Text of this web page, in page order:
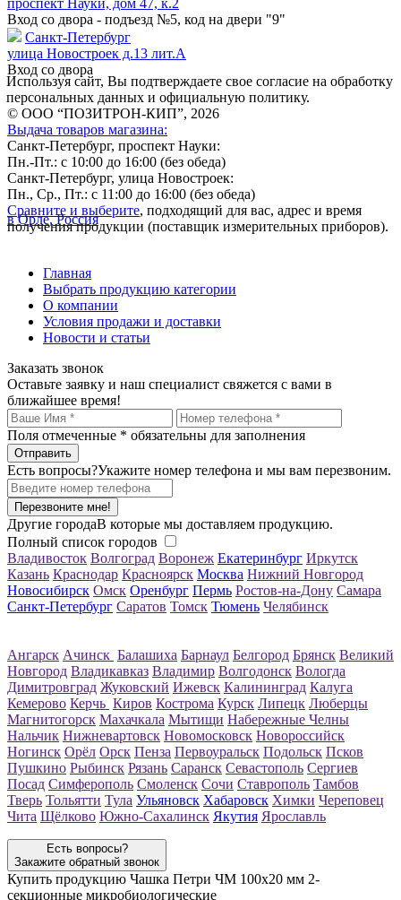
проспект Науки, дом 47, к.2
Вход со двора - подъезд №5, код на двери "9"
Санкт-Петербург
улица Новостроек д.13 лит.А
Вход со двора
Используя сайт, Вы подтверждаете свое согласие на обработку
персональных данных и официальную политику.
© ООО “ПОЗИТРОН-КИП”, 2026
Выдача товаров магазина:
Санкт-Петербург, проспект Науки:
Пн.-Пт.: с 10:00 до 16:00 (без обеда)
Санкт-Петербург, улица Новостроек:
Пн., Ср., Пт.: с 11:00 до 16:00 (без обеда)
Сравните и выберите, подходящий для вас, адрес и время
получения продукции (поставщик измерительных приборов).
в Орле, Россия
Главная
Выбрать продукцию категории
О компании
Условия продажи и доставки
Новости и статьи
Заказать звонок
Оставьте заявку и наш специалист свяжется с вами в
ближайшее время!
Поля отмеченные * обязательны для заполнения
Есть вопросы?Укажите номер телефона и мы вам перезвоним.
Перезвоните мне!
Другие городаВ которые мы доставляем продукцию.
Полный список городов
Владивосток Волгоград Воронеж Екатеринбург Иркутск
Казань Краснодар Красноярск Москва Нижний Новгород
Новосибирск Омск Оренбург Пермь Ростов-на-Дону Самара
Санкт-Петербург Саратов Томск Тюмень Челябинск
Ангарск Ачинск Балашиха Барнаул Белгород Брянск Великий
Новгород Владикавказ Владимир Волгодонск Вологда
Димитровград Жуковский Ижевск Калининград Калуга
Кемерово Керчь Киров Кострома Курск Липецк Люберцы
Магнитогорск Махачкала Мытищи Набережные Челны
Нальчик Нижневартовск Новомосковск Новороссийск
Ногинск Орёл Орск Пенза Первоуральск Подольск Псков
Пушкино Рыбинск Рязань Саранск Севастополь Сергиев
Посад Симферополь Смоленск Сочи Ставрополь Тамбов
Тверь Тольятти Тула Ульяновск Хабаровск Химки Череповец
Чита Щёлково Южно-Сахалинск Якутия Ярославль
Есть вопросы?
Закажите обратный звонок
Купить продукцию Чашка Петри ЧМ 100х20 мм 2-
секционные микробиологические